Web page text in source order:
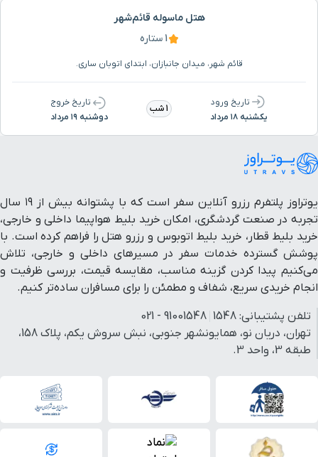
هتل ماسوله قائم‌شهر
1 ستاره
قائم شهر، میدان جانبازان، ابتدای اتوبان ساری.
تاریخ ورود
یکشنبه ۱۸ مرداد
1 شب
تاریخ خروج
دوشنبه ۱۹ مرداد
یوتراوز پلتفرم رزرو آنلاین سفر است که با پشتوانه بیش از ۱۹ سال
تجربه در صنعت گردشگری، امکان خرید بلیط هواپیما داخلی و خارجی،
خرید بلیط قطار، خرید بلیط اتوبوس و رزرو هتل را فراهم کرده است. با
پوشش گسترده خدمات سفر در مسیرهای داخلی و خارجی، تلاش
می‌کنیم پیدا کردن گزینه مناسب، مقایسه قیمت، بررسی ظرفیت و
انجام خریدی سریع، شفاف و مطمئن را برای مسافران ساده‌تر کنیم.
تلفن پشتیبانی: 1548
91001548 - 021
تهران، دریان نو، همایونشهر جنوبی، نبش سروش یکم، پلاک 158،
طبقه 3، واحد 3.